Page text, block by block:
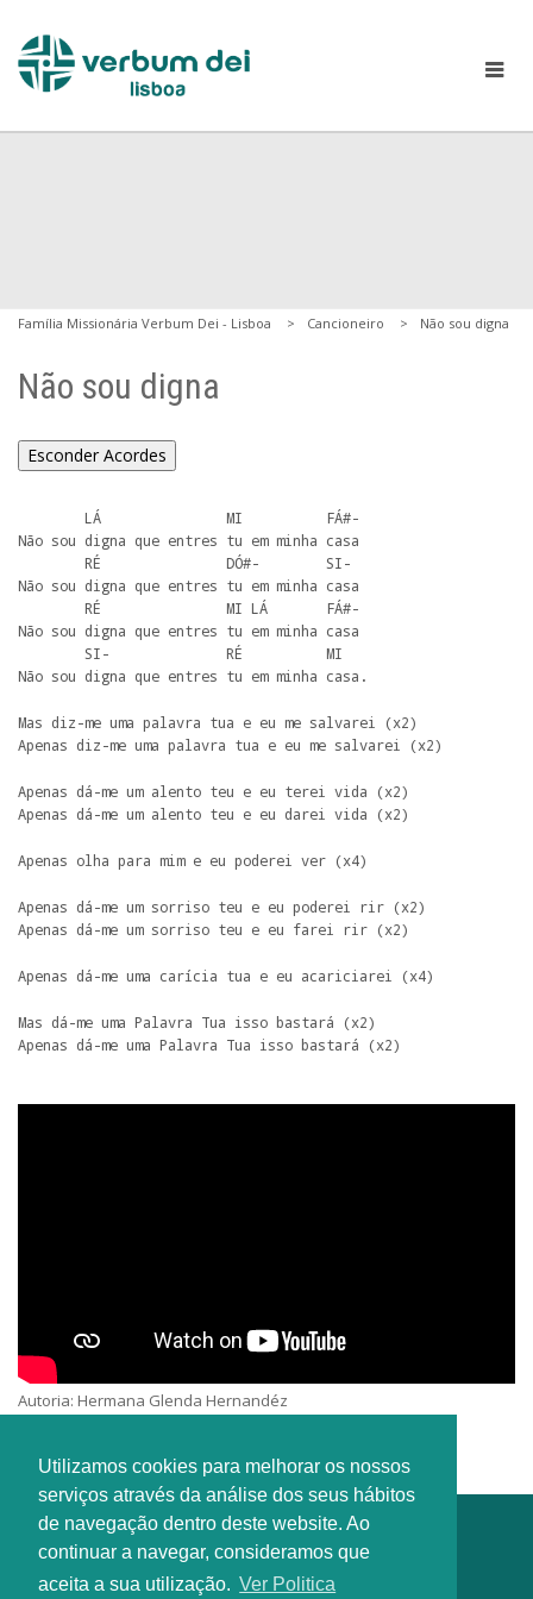
Utilizamos cookies para melhorar os nossos
serviços através da análise dos seus hábitos
de navegação dentro deste website. Ao
continuar a navegar, consideramos que
aceita a sua utilização. Ver Politica
Família Missionária Verbum Dei - Lisboa Cancioneiro Não sou digna
Não sou digna
Esconder Acordes
Não sou digna que entres tu em minha casa
Não sou digna que entres tu em minha casa
Não sou digna que entres tu em minha casa
Não sou digna que entres tu em minha casa.
Mas diz-me uma palavra tua e eu me salvarei (x2)
Apenas diz-me uma palavra tua e eu me salvarei (x2)
Apenas dá-me um alento teu e eu terei vida (x2)
Apenas dá-me um alento teu e eu darei vida (x2)
Apenas olha para mim e eu poderei ver (x4)
Apenas dá-me um sorriso teu e eu poderei rir (x2)
Apenas dá-me um sorriso teu e eu farei rir (x2)
Apenas dá-me uma carícia tua e eu acariciarei (x4)
Mas dá-me uma Palavra Tua isso bastará (x2)
Apenas dá-me uma Palavra Tua isso bastará (x2)
Autoria: Hermana Glenda Hernandéz